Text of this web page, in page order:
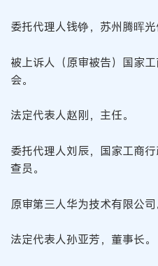
委托代理人钱铮，苏州腾晖
被上诉人（原审被告）国家
会。
法定代表人赵刚，主任。
委托代理人刘辰，国家工商
查员。
原审第三人华为技术有限公司
法定代表人孙亚芳，董事长。